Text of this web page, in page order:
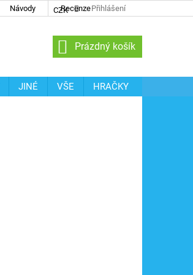
Návody Recenze
CZK Přihlášení
NÁKUPNÍ
KOŠÍK
Prázdný košík
JINÉ VŠE
HRAČKY